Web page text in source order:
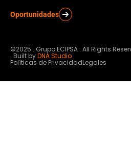
Oportunidades
©2025 . Grupo ECIPSA . All Rights
. Built byDNA Studio
Políticas de PrivacidadLegales